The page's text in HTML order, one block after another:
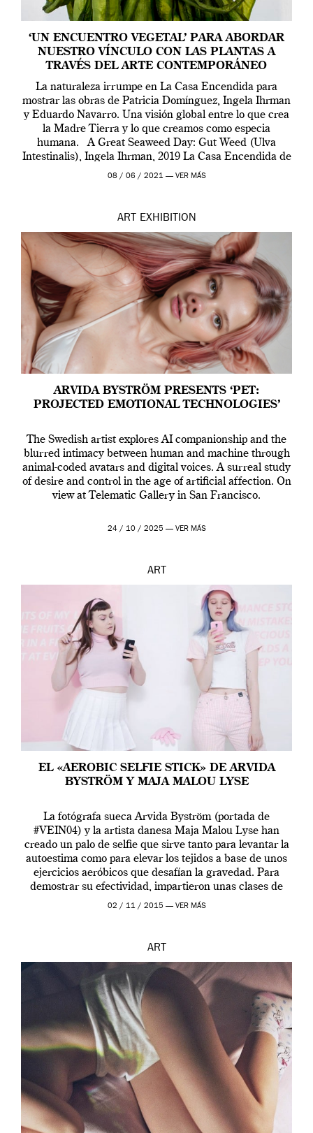
‘UN ENCUENTRO VEGETAL’ PARA ABORDAR
NUESTRO VÍNCULO CON LAS PLANTAS A
TRAVÉS DEL ARTE CONTEMPORÁNEO
La naturaleza irrumpe en La Casa Encendida para
mostrar las obras de Patricia Domínguez, Ingela Ihrman
y Eduardo Navarro. Una visión global entre lo que crea
la Madre Tierra y lo que creamos como especia
humana. A Great Seaweed Day: Gut Weed (Ulva
Intestinalis), Ingela Ihrman, 2019 La Casa Encendida de
Madrid y la Wellcome […]
08 / 06 / 2021 — VER MÁS
ART EXHIBITION
ARVIDA BYSTRÖM PRESENTS ‘PET:
PROJECTED EMOTIONAL TECHNOLOGIES’
The Swedish artist explores AI companionship and the
blurred intimacy between human and machine through
animal-coded avatars and digital voices. A surreal study
of desire and control in the age of artificial affection. On
view at Telematic Gallery in San Francisco.
24 / 10 / 2025 — VER MÁS
ART
EL «AEROBIC SELFIE STICK» DE ARVIDA
BYSTRÖM Y MAJA MALOU LYSE
La fotógrafa sueca Arvida Byström (portada de
#VEIN04) y la artista danesa Maja Malou Lyse han
creado un palo de selfie que sirve tanto para levantar la
autoestima como para elevar los tejidos a base de unos
ejercicios aeróbicos que desafían la gravedad. Para
demostrar su efectividad, impartieron unas clases de
prueba en el Tate […]
02 / 11 / 2015 — VER MÁS
ART